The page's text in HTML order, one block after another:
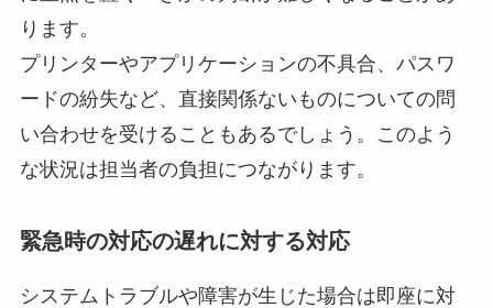
ります。
プリンターやアプリケーションの不具合、パスワ
ードの紛失など、直接関係ないものについての問
い合わせを受けることもあるでしょう。このよう
な状況は担当者の負担につながります。
緊急時の対応の遅れに対する対応
システムトラブルや障害が生じた場合は即座に対